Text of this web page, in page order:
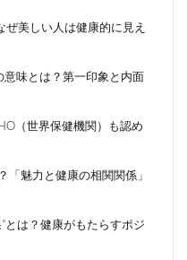
ぜ美しい人は健康的に見え
意味とは？第一印象と内面
（世界保健機関）も認め
「魅力と健康の相関関係」
とは？健康がもたらすポジ